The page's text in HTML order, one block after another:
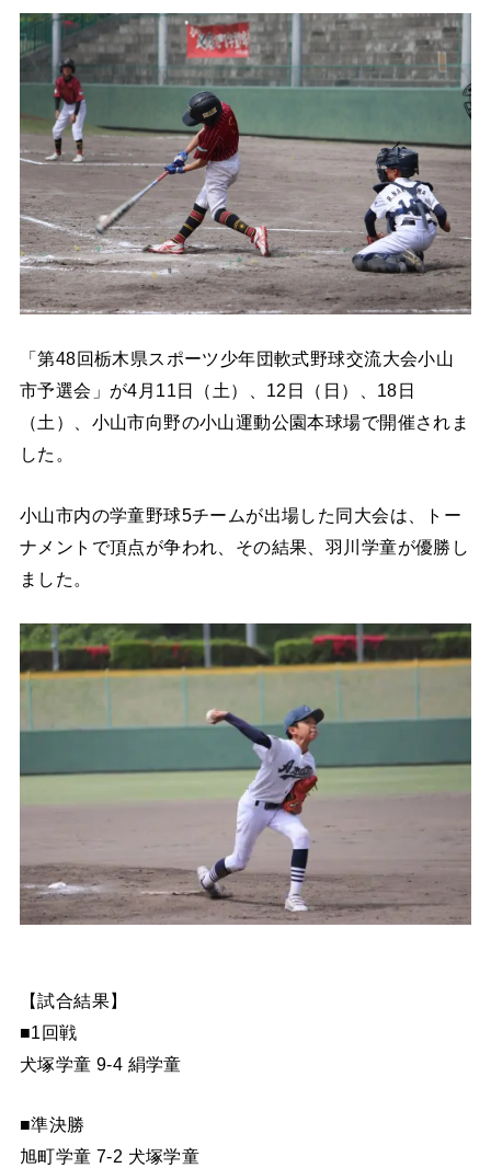
「第48回栃木県スポーツ少年団軟式野球交流大会小山
市予選会」が4月11日（土）、12日（日）、18日
（土）、小山市向野の小山運動公園本球場で開催されま
した。
小山市内の学童野球5チームが出場した同大会は、トー
ナメントで頂点が争われ、その結果、羽川学童が優勝し
ました。
【試合結果】
■1回戦
犬塚学童 9-4 絹学童
■準決勝
旭町学童 7-2 犬塚学童